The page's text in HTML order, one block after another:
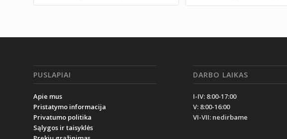
PUSLAPIAI
Apie mus
Pristatymo informacija
Privatumo politika
Sąlygos ir taisyklės
DARBO LAIKAS
I-IV: 8:00-17:00
V: 8:00-16:00
VI-VII: nedirbame